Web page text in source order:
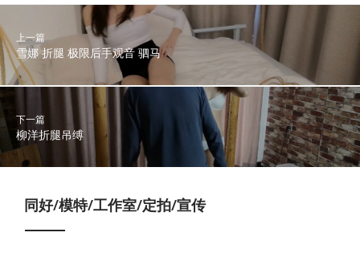
上一篇
雪娜 折腿 极限后手观音 驷马
下一篇
柳洋折腿吊缚
同好/模特/工作室/定拍/宣传